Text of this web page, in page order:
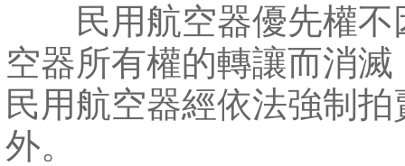
民用航空器優先權不
空器所有權的轉讓而消滅
民用航空器經依法強制拍
外。